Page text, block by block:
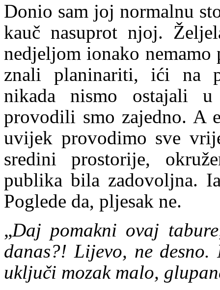
Donio sam joj normalnu
kauč nasuprot njoj.
nedjeljom ionako nemamo
znali planinariti, ići na
nikada nismo ostajali
provodili smo zajedno. A
uvijek provodimo sve
sredini prostorije,
publika bila zadovoljna.
Poglede da, pljesak ne.
„Daj pomakni ovaj
danas?! Lijevo, ne
uključi mozak malo,